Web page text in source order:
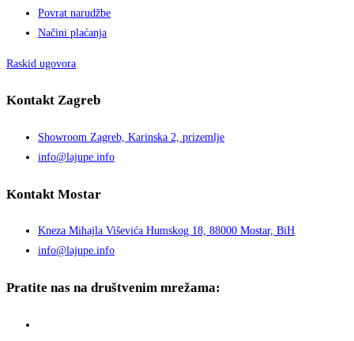
Povrat narudžbe
Načini plaćanja
Raskid ugovora
Kontakt Zagreb
Showroom Zagreb, Karinska 2, prizemlje
info@lajupe.info
Kontakt Mostar
Kneza Mihajla Viševića Humskog 18, 88000 Mostar, BiH
info@lajupe.info
Pratite nas na društvenim mrežama: